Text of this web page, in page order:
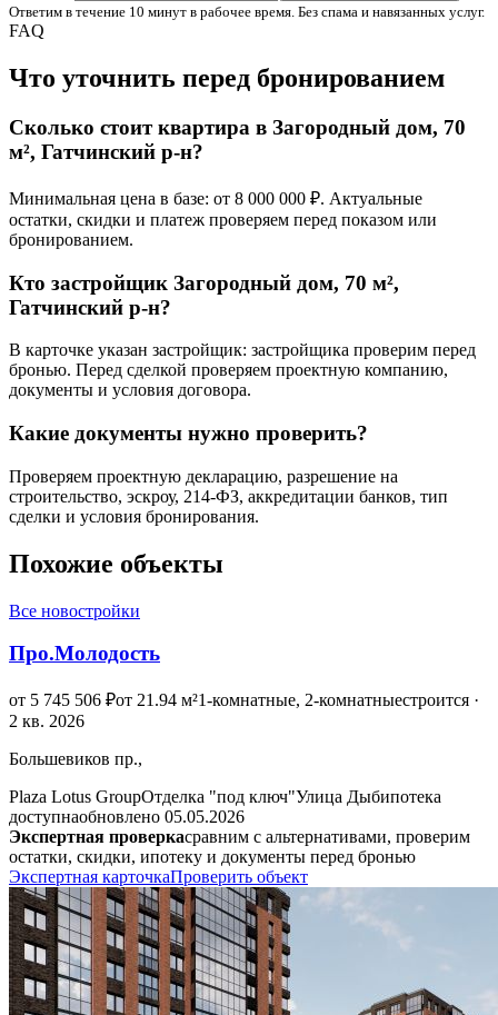
Ответим в течение 10 минут в рабочее время. Без спама и навязанных услуг.
FAQ
Что уточнить перед бронированием
Сколько стоит квартира в Загородный дом, 70
м², Гатчинский р-н?
Минимальная цена в базе: от 8 000 000 ₽. Актуальные
остатки, скидки и платеж проверяем перед показом или
бронированием.
Кто застройщик Загородный дом, 70 м²,
Гатчинский р-н?
В карточке указан застройщик: застройщика проверим перед
бронью. Перед сделкой проверяем проектную компанию,
документы и условия договора.
Какие документы нужно проверить?
Проверяем проектную декларацию, разрешение на
строительство, эскроу, 214-ФЗ, аккредитации банков, тип
сделки и условия бронирования.
Похожие объекты
Все новостройки
Про.Молодость
от 5 745 506 ₽от 21.94 м²1-комнатные, 2-комнатныестроится ·
2 кв. 2026
Большевиков пр.,
Plaza Lotus GroupОтделка "под ключ"Улица Дыбипотека
доступнаобновлено 05.05.2026
Экспертная проверкасравним с альтернативами, проверим
остатки, скидки, ипотеку и документы перед бронью
Экспертная карточкаПроверить объект